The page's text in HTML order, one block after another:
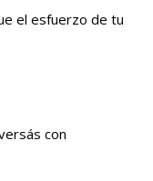
el esfuerzo de tu
con